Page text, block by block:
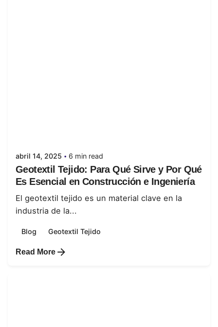
abril 14, 2025 6 min read
Geotextil Tejido: Para Qué Sirve y Por Qué
Es Esencial en Construcción e Ingeniería
El geotextil tejido es un material clave en la
industria de la...
Blog Geotextil Tejido
Read More